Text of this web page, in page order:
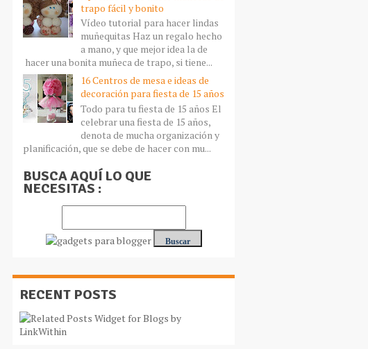
trapo fácil y bonito
Vídeo tutorial para hacer lindas
muñequitas Haz un regalo hecho
a mano, y que mejor idea la de
hacer una bonita muñeca de trapo, si tiene...
16 Centros de mesa e ideas de
decoración para fiesta de 15 años
Todo para tu fiesta de 15 años El
celebrar una fiesta de 15 años,
denota de mucha organización y
planificación, que se debe de hacer con mu...
BUSCA AQUÍ LO QUE
NECESITAS :
RECENT POSTS